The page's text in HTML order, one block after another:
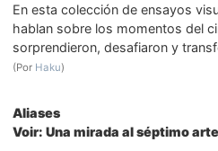
En esta colección de ensayos
hablan sobre los momentos del
sorprendieron, desafiaron y
(Por Haku)
Aliases
Voir: Una mirada al séptimo arte